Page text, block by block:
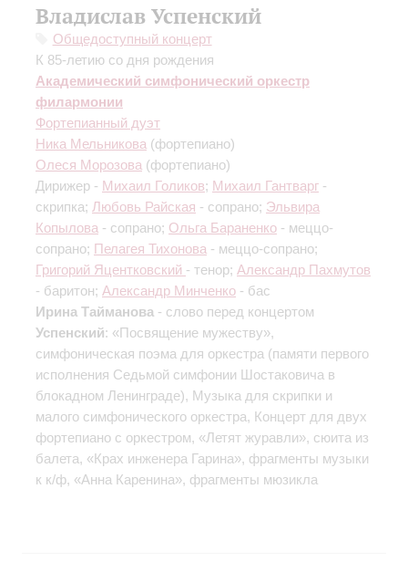
Владислав Успенский
Общедоступный концерт
К 85-летию со дня рождения
Академический симфонический оркестр
филармонии
Фортепианный дуэт
Ника Мельникова (фортепиано)
Олеся Морозова (фортепиано)
Дирижер - Михаил Голиков; Михаил Гантварг -
скрипка; Любовь Райская - сопрано; Эльвира
Копылова - сопрано; Ольга Бараненко - меццо-
сопрано; Пелагея Тихонова - меццо-сопрано;
Григорий Яцентковский - тенор; Александр Пахмутов
- баритон; Александр Минченко - бас
Ирина Тайманова - слово перед концертом
Успенский: «Посвящение мужеству»,
симфоническая поэма для оркестра (памяти первого
исполнения Седьмой симфонии Шостаковича в
блокадном Ленинграде), Музыка для скрипки и
малого симфонического оркестра, Концерт для двух
фортепиано с оркестром, «Летят журавли», сюита из
балета, «Крах инженера Гарина», фрагменты музыки
к к/ф, «Анна Каренина», фрагменты мюзикла